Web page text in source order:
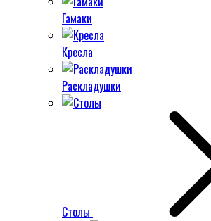
Гамаки
Кресла
Раскладушки
Столы